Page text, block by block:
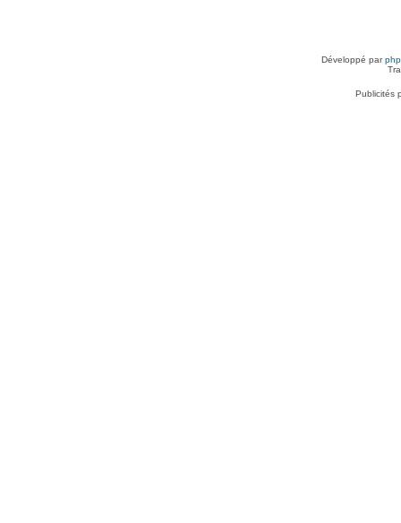
Développé par
Publicités